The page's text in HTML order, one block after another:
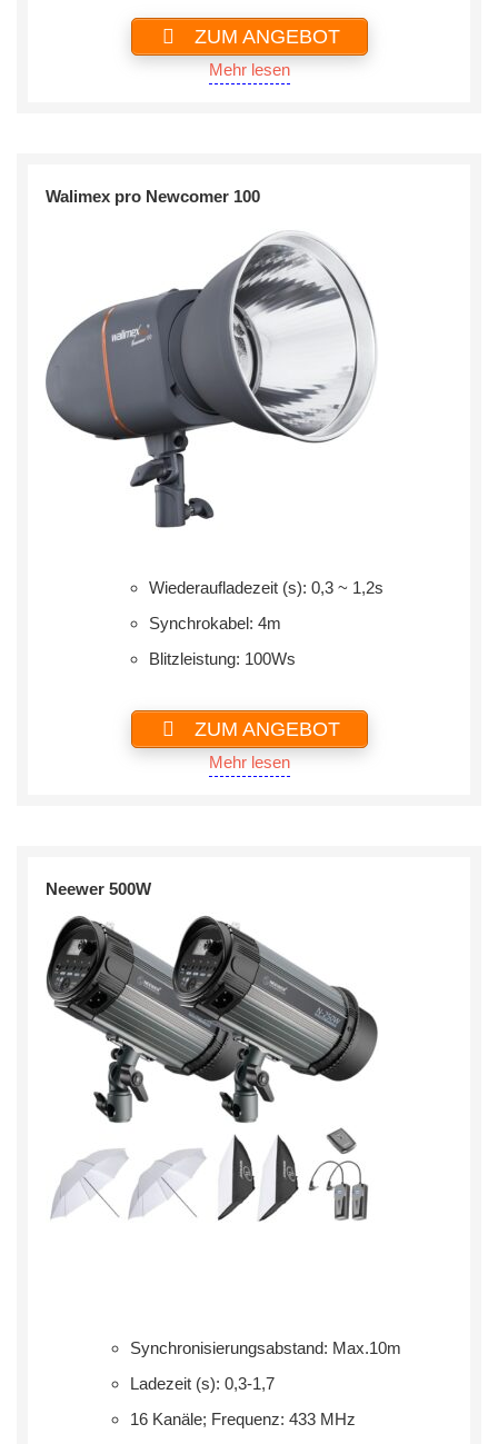
ZUM ANGEBOT
Mehr lesen
Walimex pro Newcomer 100
Wiederaufladezeit (s): 0,3 ~ 1,2s
Synchrokabel: 4m
‎Blitzleistung: 100Ws
ZUM ANGEBOT
Mehr lesen
Neewer 500W
Synchronisierungsabstand: Max.10m
Ladezeit (s): 0,3-1,7
16 Kanäle; Frequenz: 433 MHz